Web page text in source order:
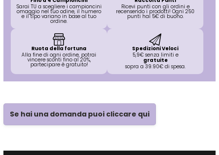
Plura
Pop Italy
Profesia
PRORASO
Rica
Ristructa
Sarai TU a scegliere i campioncini
omaggio nel tuo odine, il numero
e il tipo variano in base al tuo
ordine.
Ricevi punti con gli ordini e
recensendo i prodotti! Ogni 250
punti hai 5€ di buono.
Ruota della fortuna
Alla fine di ogni ordine, potrai
vincere sconti fino al 20%,
partecipare è gratuito!
Spedizioni Veloci
5,9€ senza limiti e
gratuite
sopra a 39.90€ di spesa.
Se hai una domanda puoi cliccare qui